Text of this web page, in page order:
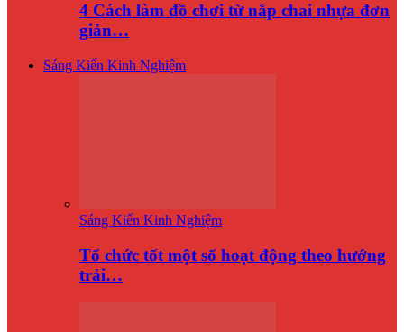
4 Cách làm đồ chơi từ nắp chai nhựa đơn
giản…
Sáng Kiến Kinh Nghiệm
Sáng Kiến Kinh Nghiệm
Tổ chức tốt một số hoạt động theo hướng
trải…